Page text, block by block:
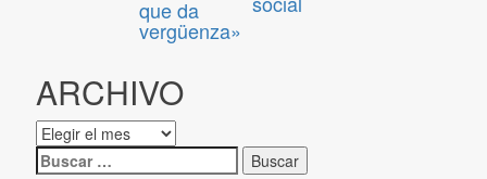
que da
vergüenza»
ARCHIVO